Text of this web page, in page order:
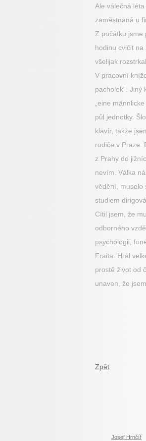
Ale válečná
zaměstnaná u
Z počátku jsme
hodinu cvičit
všelijak
V pracovní
pacholek“.
„eine
půl jednotky.
klavír, takže
rodiče v Praze.
z Prahy do
nevím. Válka
vědění, muselo
studiem
Cítil jsem, že
odborného
psychologii,
Fraita. Hrál
prostě život od
unaven, že
Zpět
Josef Hrnčíř